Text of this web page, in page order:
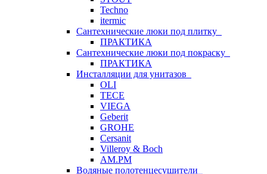
Techno
itermic
Сантехнические люки под плитку
ПРАКТИКА
Сантехнические люки под покраску
ПРАКТИКА
Инсталляции для унитазов
OLI
TECE
VIEGA
Geberit
GROHE
Cersanit
Villeroy & Boch
AM.PM
Водяные полотенцесушители